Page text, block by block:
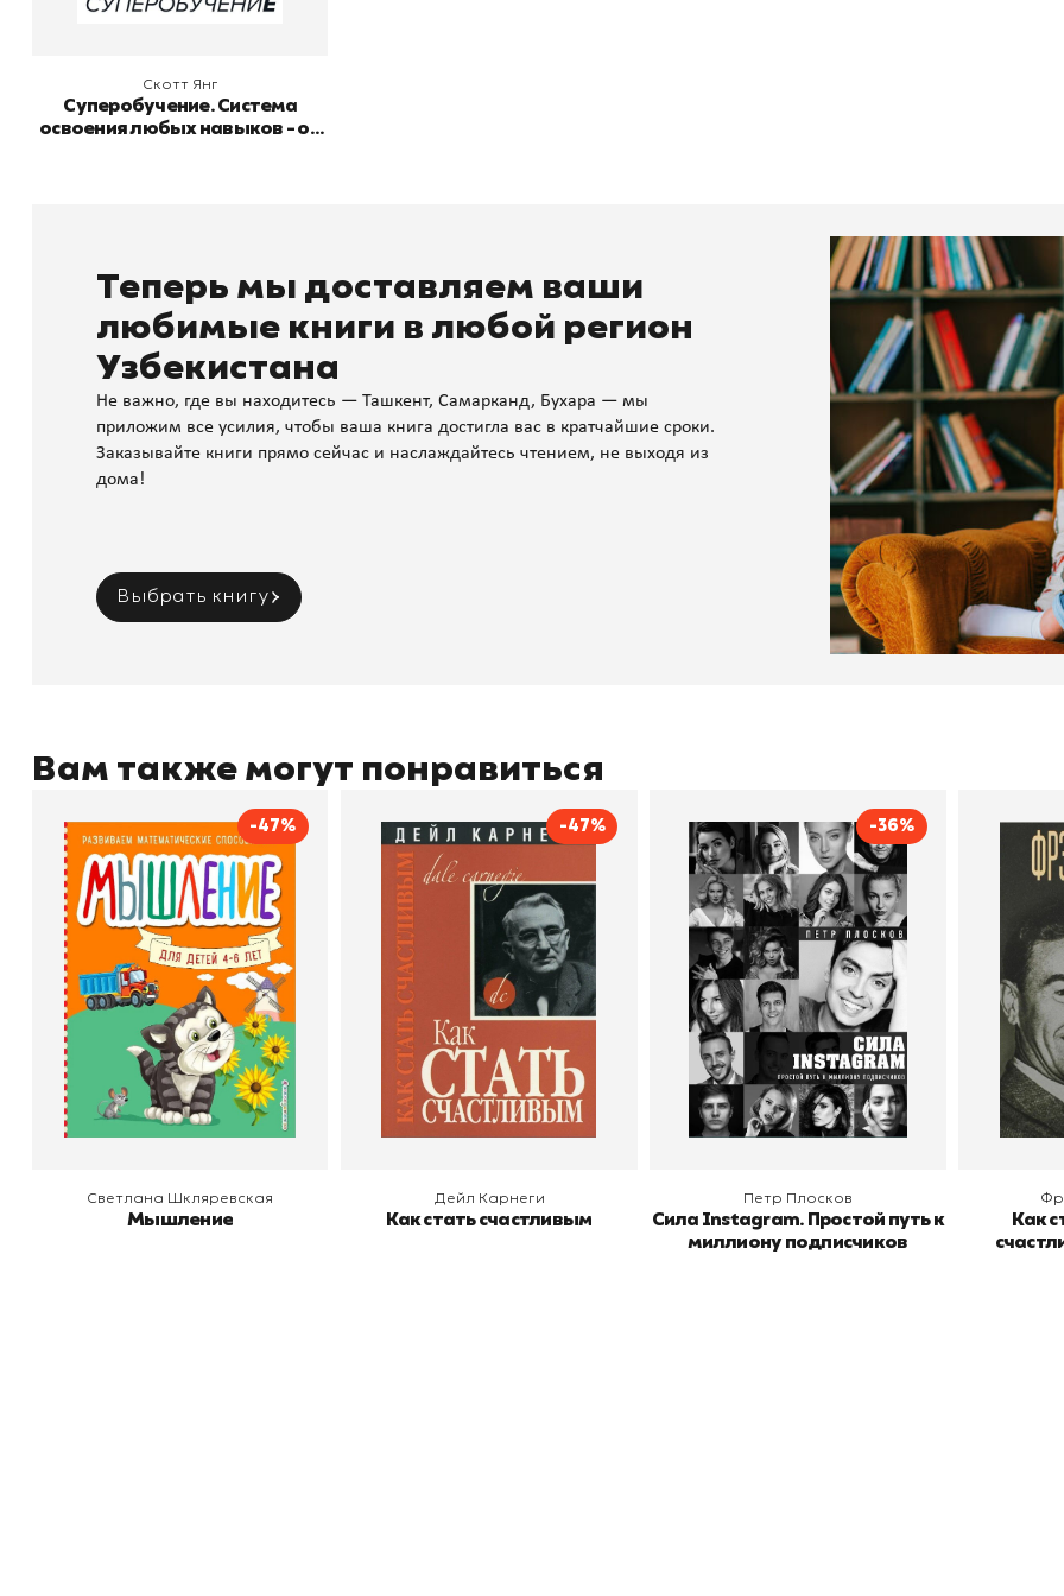
Скотт Янг
Суперобучение. Система
освоения любых навыков - от
Теперь мы доставляем ваши
любимые книги в любой регион
Узбекистана
Не важно, где вы находитесь — Ташкент, Самарканд, Бухара — мы
приложим все усилия, чтобы ваша книга достигла вас в кратчайшие сроки.
Заказывайте книги прямо сейчас и наслаждайтесь чтением, не выходя из
дома!
Выбрать книгу
Вам также могут понравиться
-47%
Мышление
Автор
Светлана Шкляревская
Издательство
Эксмодетство
В корзину
Светлана Шкляревская
Мышление
-47%
Как стать счастливым
Автор
Дейл Карнеги
Издательство
Попурри, Минск
В корзину
Дейл Карнеги
Как стать счастливым
-36%
Сила Instagram. Простой
путь к миллиону
подписчиков
Автор
Петр Плосков
Издательство
Бомбора
В корзину
Петр Плосков
Сила Instagram. Простой путь к
миллиону подписчиков
Как
В
Как